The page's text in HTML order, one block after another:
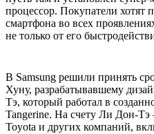
процессор. Покупатели хотят
смартфона во всех
не только от его
В Samsung решили принять
Хуну, разрабатывавшему
Тэ, который работал в
Tangerine. На счету Ли Дон-
Toyota и других компаний,